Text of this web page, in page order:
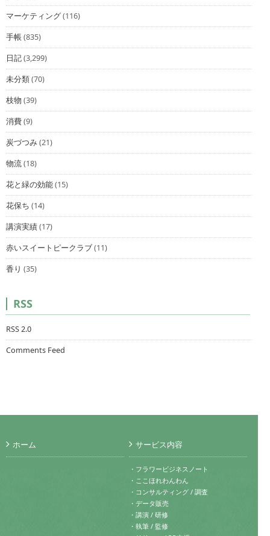
マーケティング(116)
手帳(835)
日記(3,299)
未分類(70)
枝物 (39)
消費(9)
炭づつみ(21)
物流(18)
花と緑の効能(15)
花保ち (14)
講演実績(17)
赤いスイートピークラブ(11)
香り (35)
RSS
RSS 2.0
Comments Feed
ホーム サービス内容
・フラワービジネスノート
・ここほれわんわん
・コンサルティング / 調査
・データ販売
・講演 / 研修
・執筆 / 監修